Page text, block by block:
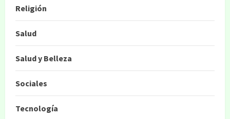
Religión
Salud
Salud y Belleza
Sociales
Tecnología